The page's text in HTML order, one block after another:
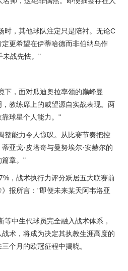
，其他球队注定只是陪衬。无论C
更希望在伊蒂哈德而非伯纳乌作
未战先怯。"
下，面对瓜迪奥拉率领的巅峰曼
教练席上的威望源自实战表现。两
球星个人能力。"
整能力令人惊叹。从比赛节奏把控
亚戈·皮塔奇与曼努埃尔·安赫尔的
篇章。"
，战术执行力评分跃居五大联赛前
报所言："即便未来某天阿韦洛亚
中生代球员完全融入战术体系，
术，将成为决定其执教生涯高度的
个月的欧冠征程中揭晓。